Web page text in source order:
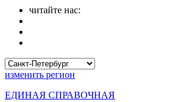
читайте нас:
изменить регион
ЕДИНАЯ СПРАВОЧНАЯ